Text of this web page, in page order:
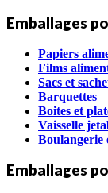
Emballages
Papiers
Films
Sacs et
Barquettes
Boites et
Vaisselle
Boulangerie
Emballages